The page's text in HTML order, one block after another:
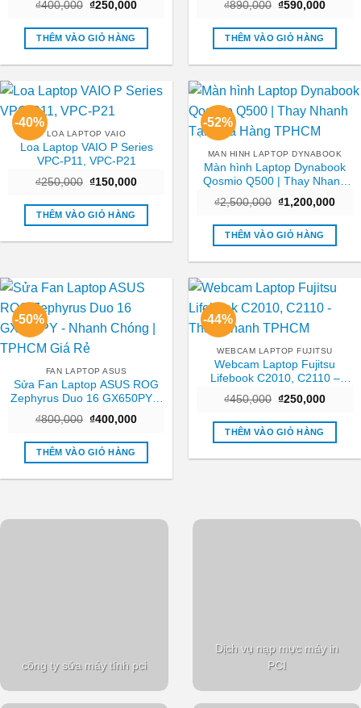
₫400,000 Giá
là:
₫400,000.
₫250,000Giá
tại
₫250,000.
THÊM VÀO GIỎ HÀNG
₫890,000 Giá
là:
₫890,000.
₫590,000Giá
tại
THÊM VÀO GIỎ HÀNG
-40%
LOA LAPTOP VAIO
Loa Laptop VAIO P Series
VPC-P11, VPC-P21
₫250,000 Giá
là:
₫250,000.
₫150,000Giá
tại
₫150,000.
THÊM VÀO GIỎ HÀNG
-52%
MAN HINH LAPTOP DYNABOOK
Màn hình Laptop Dynabook
Qosmio Q500 | Thay Nhanh
₫2,500,000 Giá
là:
₫2,500,000.
₫1,200,000Giá
tại
THÊM VÀO GIỎ HÀNG
-50%
FAN LAPTOP ASUS
Sửa Fan Laptop ASUS ROG
Zephyrus Duo 16 GX650PY –
Rẻ
₫800,000 Giá
là:
₫800,000.
₫400,000Giá
tại
₫400,000.
THÊM VÀO GIỎ HÀNG
-44%
WEBCAM LAPTOP FUJITSU
Webcam Laptop Fujitsu
Lifebook C2010, C2110 –
₫450,000 Giá
là:
₫450,000.
₫250,000Giá
tại
THÊM VÀO GIỎ HÀNG
công ty sửa máy tính pci
Dịch vụ nạp mực máy in
PCI